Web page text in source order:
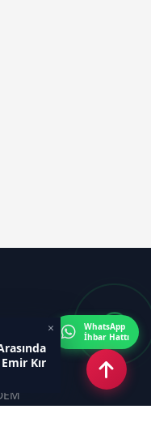
Kır
×
WhatsApp
İhbar Hattı